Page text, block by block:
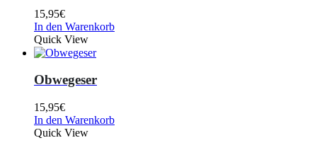
15,95€
In den Warenkorb
Quick View
Obwegeser
15,95€
In den Warenkorb
Quick View